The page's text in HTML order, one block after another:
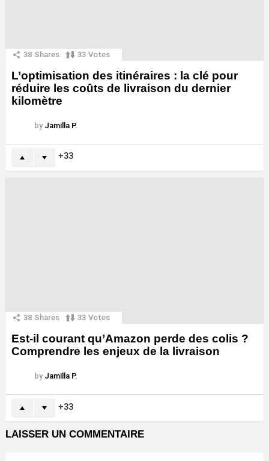
38 Shares 33 Votes
L’optimisation des itinéraires : la clé pour
réduire les coûts de livraison du dernier
kilomètre
by Jamilla P.
33
38 Shares 33 Votes
Est-il courant qu’Amazon perde des colis ?
Comprendre les enjeux de la livraison
by Jamilla P.
33
LAISSER UN COMMENTAIRE